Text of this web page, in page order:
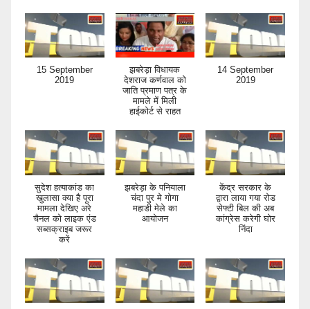
15 September
2019
झबरेड़ा विधायक
देशराज कर्णवाल को
जाति प्रमाण पत्र के
मामले में मिली
हाईकोर्ट से राहत
14 September
2019
सुदेश हत्याकांड का
खुलासा क्या है पूरा
मामला देखिए अरे
चैनल को लाइक एंड
सब्सक्राइब जरूर
करें
झबरेड़ा के पनियाला
चंदा पुर मे गोगा
महाडी मेले का
आयोजन
केंद्र सरकार के
द्वारा लाया गया रोड
सेफ्टी बिल की अब
कांग्रेस करेगी घोर
निंदा